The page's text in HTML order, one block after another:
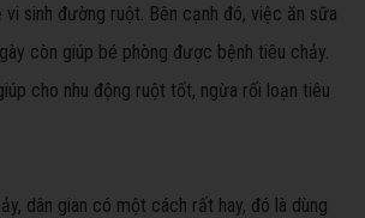
sinh đường ruột. Bên cạnh đó, việc ăn sữa
còn giúp bé phòng được bệnh tiêu chảy.
cho nhu động ruột tốt, ngừa rối loạn tiêu
dân gian có một cách rất hay, đó là dùng